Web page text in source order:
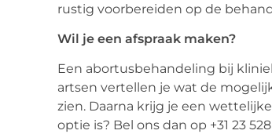
rustig voorbereiden op de
Wil je een afspraak maken?
Een abortusbehandeling bij
artsen vertellen je wat de
zien. Daarna krijg je een
optie is? Bel ons dan op +31 23